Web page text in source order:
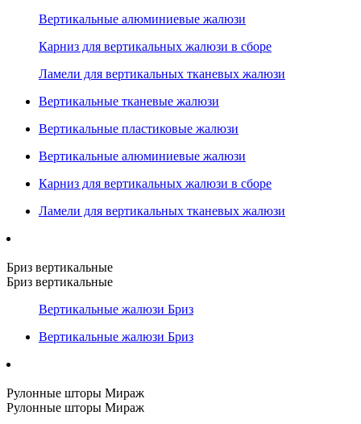
Вертикальные алюминиевые жалюзи
Карниз для вертикальных жалюзи в сборе
Ламели для вертикальных тканевых жалюзи
Вертикальные тканевые жалюзи
Вертикальные пластиковые жалюзи
Вертикальные алюминиевые жалюзи
Карниз для вертикальных жалюзи в сборе
Ламели для вертикальных тканевых жалюзи
Бриз вертикальные
Бриз вертикальные
Вертикальные жалюзи Бриз
Вертикальные жалюзи Бриз
Рулонные шторы Мираж
Рулонные шторы Мираж